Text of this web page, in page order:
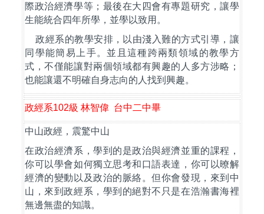
際政治經濟學等；最後在大四會有專題研究，讓學
生能統合四年所學，並學以致用。
政經系的教學安排，以由淺入難的方式引導，讓
同學能簡易上手。並且這種跨兩類領域的教學方
式，不僅能讓對兩個領域都有興趣的人多方涉略；
也能讓還不明確自身志向的人找到興趣。
政經系102級 林智偉 台中二中畢
中山政經，震驚中山
在政治經濟系，學到的是政治與經濟並重的課程，
你可以學會如何獨立思考和口語表達，你可以暸解
經濟的變動以及政治的脈絡。但你會發現，來到中
山，來到政經系，學到的絕對不只是在浩瀚書海裡
無邊無盡的知識。